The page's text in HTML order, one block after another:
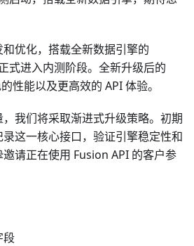
优化，搭载全新数据引擎的
式进入内测阶段。全新升级后的
性能以及更高效的 API 体验。
我们将采取渐进式升级策略。初期
这一核心接口，验证引擎稳定性和
请正在使用 Fusion API 的客户参
段